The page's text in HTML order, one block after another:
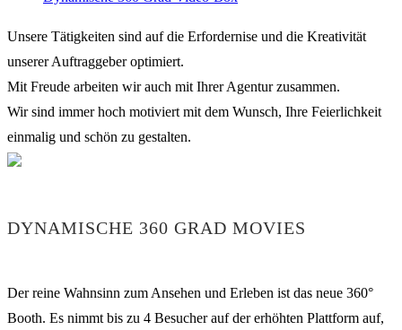
Unsere Tätigkeiten sind auf die Erfordernise und die Kreativität
unserer Auftraggeber optimiert.
Mit Freude arbeiten wir auch mit Ihrer Agentur zusammen.
Wir sind immer hoch motiviert mit dem Wunsch, Ihre Feierlichkeit
einmalig und schön zu gestalten.
DYNAMISCHE 360 GRAD MOVIES
Der reine Wahnsinn zum Ansehen und Erleben ist das neue 360°
Booth. Es nimmt bis zu 4 Besucher auf der erhöhten Plattform auf,